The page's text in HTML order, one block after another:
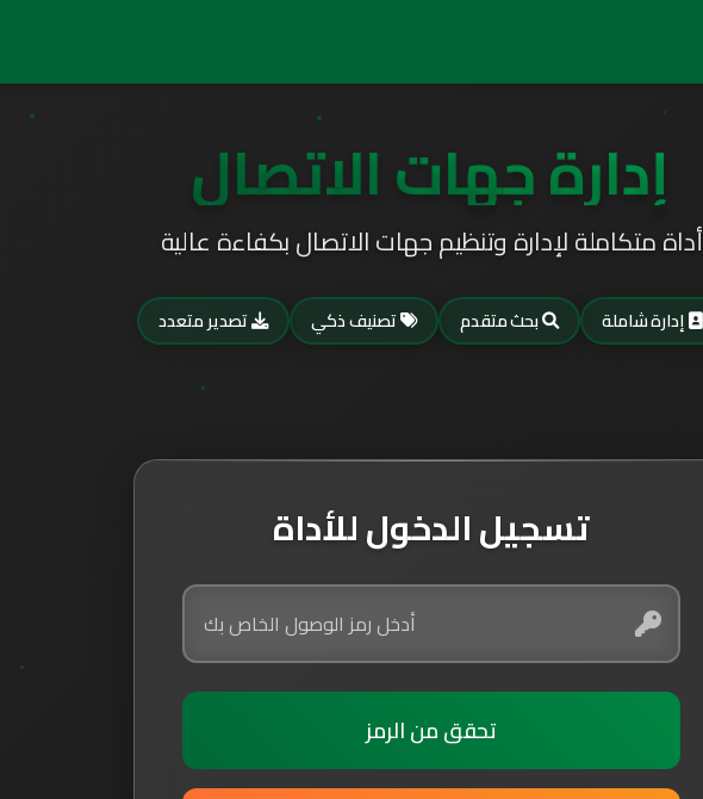
إدارة جهات الاتصال
أداة متكاملة لإدارة وتنظيم جهات الاتصال بكفاءة عالية
إدارة شاملة بحث متقدم تصنيف ذكي تصدير متعدد
تسجيل الدخول للأداة
تحقق من الرمز